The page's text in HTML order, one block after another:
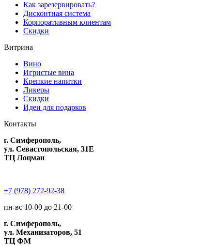
Как зарезервировать?
Дисконтная система
Корпоративным клиентам
Скидки
Витрина
Вино
Игристые вина
Крепкие напитки
Ликеры
Скидки
Идеи для подарков
Контакты
г. Симферополь,
ул. Севастопольская, 31Е
ТЦ Лоцман
+7 (978) 272-92-38
пн-вс 10-00 до 21-00
г. Симферополь,
ул. Механизаторов, 51
ТЦ ФМ